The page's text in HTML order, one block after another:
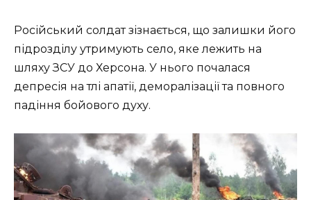
Російський солдат зізнається, що залишки його
підрозділу утримують село, яке лежить на
шляху ЗСУ до Херсона. У нього почалася
депресія на тлі апатії, деморалізації та повного
падіння бойового духу.